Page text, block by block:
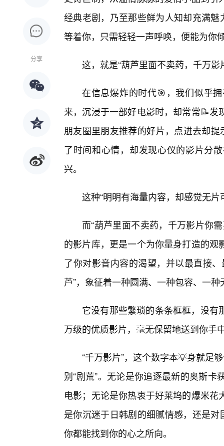
分享
经典老剧，乃至那些鲜为人知却充满
等着你，只需轻轻一声呼唤，便能为你
这，就是“葫芦里面不卖药，千万
在信息爆炸的时代🎯，我们似乎
来，沉浸于一部好电影时，却常常📝
朋友圈里朋友推荐的好片，点进去却
了时间和心情，却发现心仪的影片分
兴。
这种“明明有海量内容，却感觉无
而“葫芦里面不卖药，千万影片你
的影片库，更是一个为你量身打造的
了你对影音内容的渴望，并以最直接
芦”，象征着一种圆满、一种包容、一
它没有那些繁琐的条条框框，没
万级的优质影片，毫无保留地送到你手
“千万影片”，这个数字本💡身就足
别“剧荒”。无论是你追逐最新的奥斯
电影；无论是你热衷于好莱坞的爆米
是你沉迷于日韩剧的细腻情感，还是
你都能找到你的心之所向。